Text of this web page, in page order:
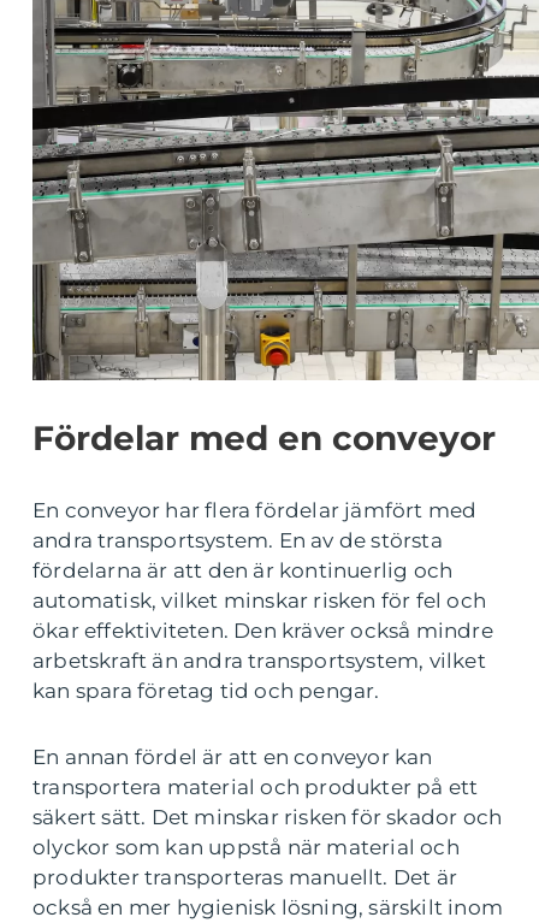
Fördelar med en conveyor
En conveyor har flera fördelar jämfört med
andra transportsystem. En av de största
fördelarna är att den är kontinuerlig och
automatisk, vilket minskar risken för fel och
ökar effektiviteten. Den kräver också mindre
arbetskraft än andra transportsystem, vilket
kan spara företag tid och pengar.
En annan fördel är att en conveyor kan
transportera material och produkter på ett
säkert sätt. Det minskar risken för skador och
olyckor som kan uppstå när material och
produkter transporteras manuellt. Det är
också en mer hygienisk lösning, särskilt inom